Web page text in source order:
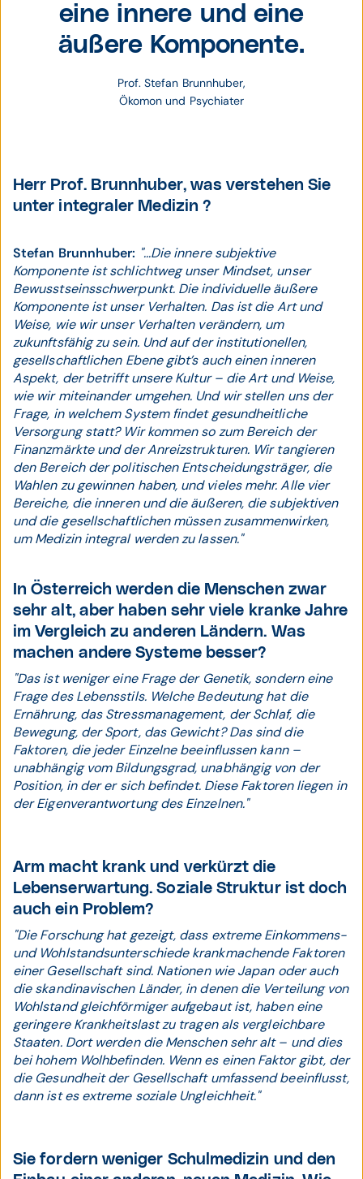
eine innere und eine
äußere Komponente.
Prof. Stefan Brunnhuber,
Ökomon und Psychiater
Herr Prof. Brunnhuber, was verstehen Sie
unter integraler Medizin ?
Stefan Brunnhuber: "...Die innere subjektive
Komponente ist schlichtweg unser Mindset, unser
Bewusstseinsschwerpunkt. Die individuelle äußere
Komponente ist unser Verhalten. Das ist die Art und
Weise, wie wir unser Verhalten verändern, um
zukunftsfähig zu sein. Und auf der institutionellen,
gesellschaftlichen Ebene gibt’s auch einen inneren
Aspekt, der betrifft unsere Kultur – die Art und Weise,
wie wir miteinander umgehen. Und wir stellen uns der
Frage, in welchem System findet gesundheitliche
Versorgung statt? Wir kommen so zum Bereich der
Finanzmärkte und der Anreizstrukturen. Wir tangieren
den Bereich der politischen Entscheidungsträger, die
Wahlen zu gewinnen haben, und vieles mehr. Alle vier
Bereiche, die inneren und die äußeren, die subjektiven
und die gesellschaftlichen müssen zusammenwirken,
um Medizin integral werden zu lassen."
In Österreich werden die Menschen zwar
sehr alt, aber haben sehr viele kranke Jahre
im Vergleich zu anderen Ländern. Was
machen andere Systeme besser?
"Das ist weniger eine Frage der Genetik, sondern eine
Frage des Lebensstils. Welche Bedeutung hat die
Ernährung, das Stressmanagement, der Schlaf, die
Bewegung, der Sport, das Gewicht? Das sind die
Faktoren, die jeder Einzelne beeinflussen kann –
unabhängig vom Bildungsgrad, unabhängig von der
Position, in der er sich befindet. Diese Faktoren liegen in
der Eigenverantwortung des Einzelnen."
Arm macht krank und verkürzt die
Lebenserwartung. Soziale Struktur ist doch
auch ein Problem?
"Die Forschung hat gezeigt, dass extreme Einkommens-
und Wohlstandsunterschiede krankmachende Faktoren
einer Gesellschaft sind. Nationen wie Japan oder auch
die skandinavischen Länder, in denen die Verteilung von
Wohlstand gleichförmiger aufgebaut ist, haben eine
geringere Krankheitslast zu tragen als vergleichbare
Staaten. Dort werden die Menschen sehr alt – und dies
bei hohem Wolhbefinden. Wenn es einen Faktor gibt, der
die Gesundheit der Gesellschaft umfassend beeinflusst,
dann ist es extreme soziale Ungleichheit."
Sie fordern weniger Schulmedizin und den